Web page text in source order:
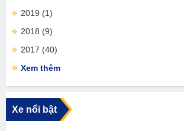
2019 (1)
2018 (9)
2017 (40)
Xem thêm
Xe nổi bật